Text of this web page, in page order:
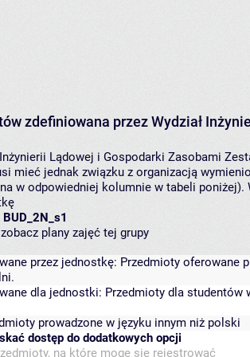
zdefiniowana przez Wydział
Inżynierii Lądowej i Gospodarki Zasobami
mieć jednak związku z organizacją
w odpowiedniej kolumnie w tabeli
BUD_2N_s1
zobacz plany zajęć tej grupy
przez jednostkę: Przedmioty oferowane
dla jednostki: Przedmioty dla studentów
prowadzone w języku innym niż polski
dostęp do dodatkowych opcji
na które mogę się rejestrować